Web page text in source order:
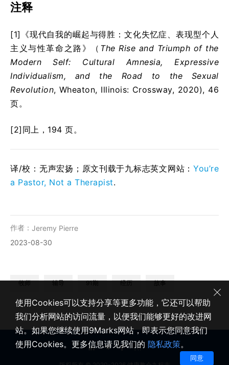
注释
[1]《现代自我的崛起与得胜：文化失忆症、表现型个人
主义与性革命之路》（ The Rise and Triumph of the
Modern Self: Cultural Amnesia, Expressive
Individualism, and the Road to the Sexual
Revolution, Wheaton, Illinois: Crossway, 2020), 46
页。
[2]同上，194 页。
译/校： 无声宏扬 ；原文刊载于九标志英文网站：You’re
a Pastor, Not a Therapist.
作者： Jeremy Pierre
2023-08-30
牧师 辅导 91期 经历 故事
使用Cookies可以支持分享等更多功能，它还可以帮助
我们分析网站的访问流量，以便我们能够更好的改进网
站。如果您继续使用9Marks网站，即表示您同意我们
使用Cookies。更多信息请见我们的 隐私政策。
同意